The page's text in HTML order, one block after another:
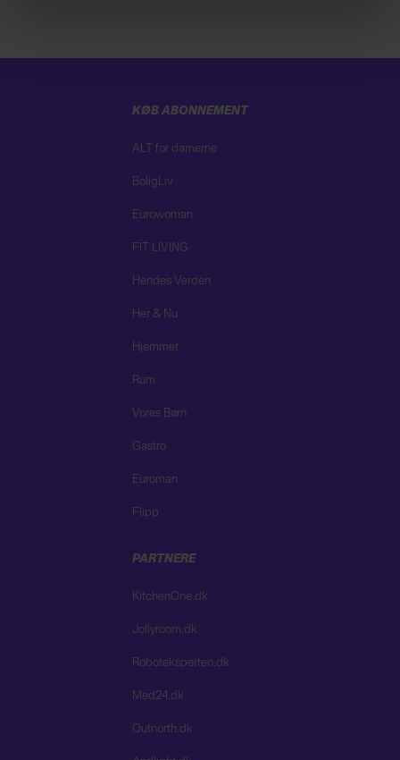
KØB ABONNEMENT
ALT for damerne
BoligLiv
Eurowoman
FIT LIVING
Hendes Verden
Her & Nu
Hjemmet
Rum
Vores Børn
Gastro
Euroman
Flipp
PARTNERE
KitchenOne.dk
Jollyroom.dk
Roboteksperten.dk
Med24.dk
Outnorth.dk